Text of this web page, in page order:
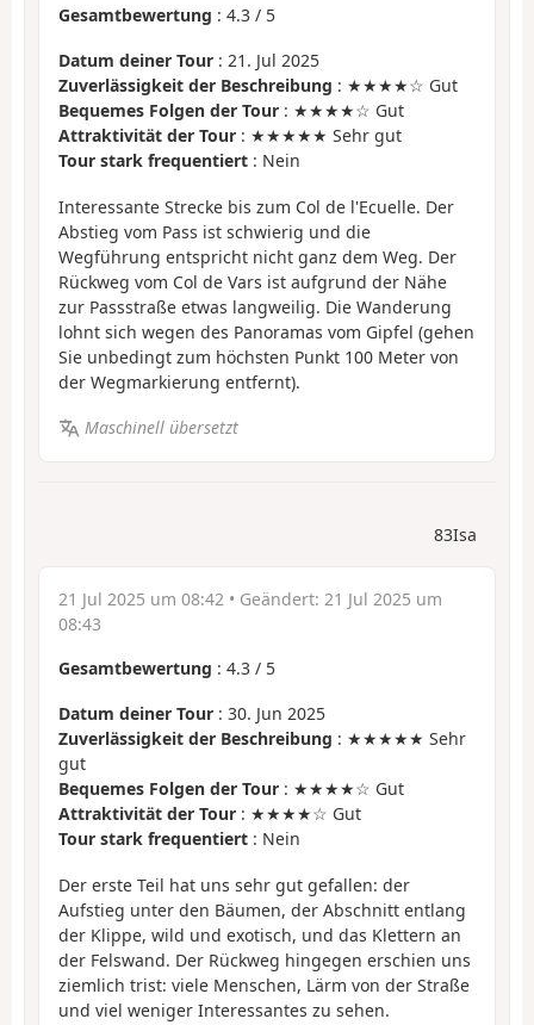
Gesamtbewertung : 4.3 / 5
Datum deiner Tour : 21. Jul 2025
Zuverlässigkeit der Beschreibung : ★★★★☆ Gut
Bequemes Folgen der Tour : ★★★★☆ Gut
Attraktivität der Tour : ★★★★★ Sehr gut
Tour stark frequentiert : Nein
Interessante Strecke bis zum Col de l'Ecuelle. Der
Abstieg vom Pass ist schwierig und die
Wegführung entspricht nicht ganz dem Weg. Der
Rückweg vom Col de Vars ist aufgrund der Nähe
zur Passstraße etwas langweilig. Die Wanderung
lohnt sich wegen des Panoramas vom Gipfel (gehen
Sie unbedingt zum höchsten Punkt 100 Meter von
der Wegmarkierung entfernt).
Maschinell übersetzt
83Isa
21 Jul 2025 um 08:42 • Geändert: 21 Jul 2025 um
08:43
Gesamtbewertung : 4.3 / 5
Datum deiner Tour : 30. Jun 2025
Zuverlässigkeit der Beschreibung : ★★★★★ Sehr
gut
Bequemes Folgen der Tour : ★★★★☆ Gut
Attraktivität der Tour : ★★★★☆ Gut
Tour stark frequentiert : Nein
Der erste Teil hat uns sehr gut gefallen: der
Aufstieg unter den Bäumen, der Abschnitt entlang
der Klippe, wild und exotisch, und das Klettern an
der Felswand. Der Rückweg hingegen erschien uns
ziemlich trist: viele Menschen, Lärm von der Straße
und viel weniger Interessantes zu sehen.